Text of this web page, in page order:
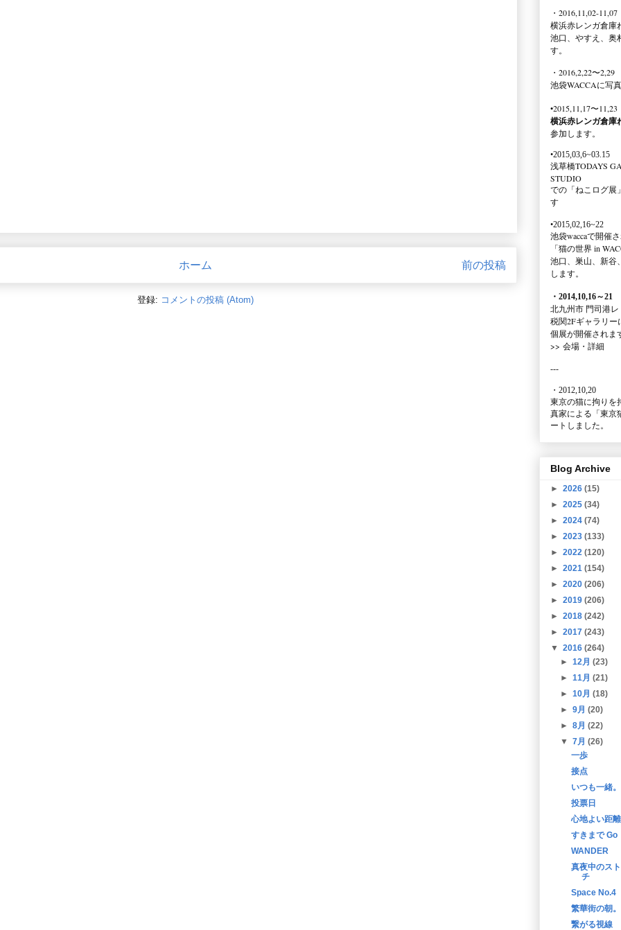
前の投稿
ホーム
登録: コメントの投稿 (Atom)
・2016,11,02-11,07
横浜赤レンガ倉庫
池口、やすえ、奥
す。
・2016,2,22〜2,29
池袋WACCAに写
•2015,11,17〜11,23
横浜赤レンガ倉庫
参加します。
•2015,03,6~03.15
浅草橋TODAYS
STUDIO
での 「ねこログ展
す
•2015,02,16~22
池袋waccaで開催
「猫の世界 in
池口、巣山、新谷
します。
・2014,10,16～21
北九州市 門司港
税関2Fギャラリー
個展が開催されま
>> 会場・詳細
---
・2012,10,20
東京の猫に拘りを
真家による 「東
ートしました。
Blog Archive
► 2026 (15)
► 2025 (34)
► 2024 (74)
► 2023 (133)
► 2022 (120)
► 2021 (154)
► 2020 (206)
► 2019 (206)
► 2018 (242)
► 2017 (243)
▼ 2016 (264)
►12月(23)
►11月(21)
►10月(18)
►9月(20)
►8月(22)
▼7月(26)
一歩
接点
いつも一緒。
投票日
心地よい距
すきまで Go
WANDER
真夜中のス
チ
Space No.4
繁華街の朝。
繋がる視線